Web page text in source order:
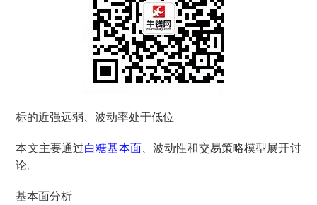
标的近强远弱、波动率处于低位
本文主要通过白糖基本面、波动性和交易策略模型展开讨
论。
基本面分析